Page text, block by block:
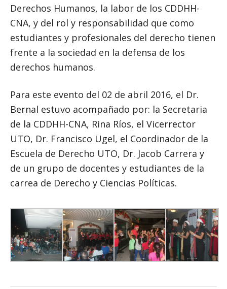
Derechos Humanos, la labor de los CDDHH-
CNA, y del rol y responsabilidad que como
estudiantes y profesionales del derecho tienen
frente a la sociedad en la defensa de los
derechos humanos.
Para este evento del 02 de abril 2016, el Dr.
Bernal estuvo acompañado por: la Secretaria
de la CDDHH-CNA, Rina Ríos, el Vicerrector
UTO, Dr. Francisco Ugel, el Coordinador de la
Escuela de Derecho UTO, Dr. Jacob Carrera y
de un grupo de docentes y estudiantes de la
carrea de Derecho y Ciencias Políticas.